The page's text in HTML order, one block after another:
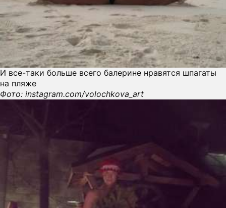
И все-таки больше всего балерине нравятся шпагаты
на пляже
Фото: instagram.com/volochkova_art